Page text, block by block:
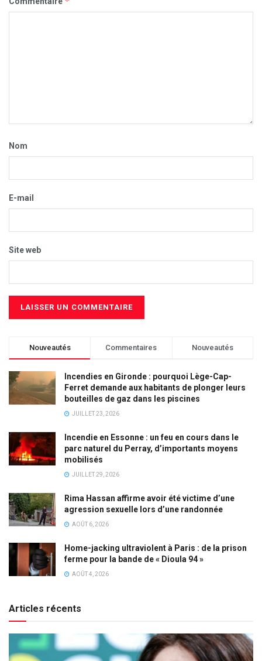
Nom
E-mail
Site web
Nouveautés Commentaires Nouveautés
Incendies en Gironde : pourquoi Lège-Cap-
Ferret demande aux habitants de plonger leurs
bouteilles de gaz dans les piscines
JUILLET 23, 2026
Incendie en Essonne : un feu en cours dans le
parc naturel du Perray, d’importants moyens
mobilisés
JUILLET 29, 2026
Rima Hassan affirme avoir été victime d’une
agression sexuelle lors d’une randonnée
AOÛT 6, 2026
Home-jacking ultraviolent à Paris : de la prison
ferme pour la bande de « Dioula 94 »
AOÛT 4, 2026
Articles récents